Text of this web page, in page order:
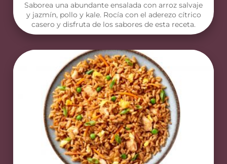
Saborea una abundante ensalada con arroz salvaje
y jazmín, pollo y kale. Rocía con el aderezo cítrico
casero y disfruta de los sabores de esta receta.